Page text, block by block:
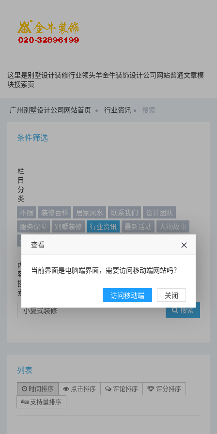
这里是别墅设计装修行业领头羊金牛装饰设计公司网站普通文章模
块搜索页
广州别墅设计公司网站首页 行业资讯 搜索
条件筛选
栏
目
分
类
不限
装修百科 居家风水 联系我们
设计团队
服务保障
别墅装修 行业资讯 最新活动
人物故事
最新动态
内
容
搜
索
搜索
列表
时间排序 点击排序 评论排序
评分排序
支持量排序
查看
当前界面是电脑端界面，需要访问移动端网站吗？
访问移动端 关闭